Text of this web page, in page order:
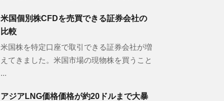
米国個別株CFDを売買できる証券会社の
比較
米国株を特定口座で取引できる証券会社が増
えてきました。米国市場の現物株を買うこと
...
アジアLNG価格価格が約20ドルまで大暴